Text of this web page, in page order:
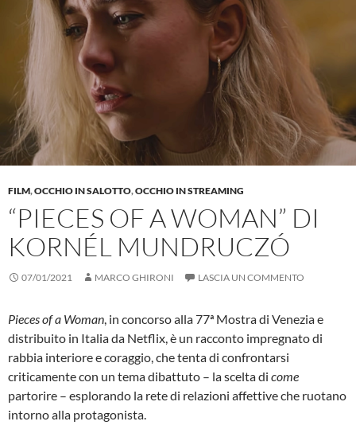
FILM,OCCHIO IN SALOTTO,OCCHIO IN STREAMING
“PIECES OF A WOMAN” DI
KORNÉL MUNDRUCZÓ
07/01/2021 MARCO GHIRONI LASCIA UN COMMENTO
Pieces of a Woman, in concorso alla 77ª Mostra di Venezia e
distribuito in Italia da Netflix, è un racconto impregnato di
rabbia interiore e coraggio, che tenta di confrontarsi
criticamente con un tema dibattuto – la scelta di come
partorire – esplorando la rete di relazioni affettive che ruotano
intorno alla protagonista.